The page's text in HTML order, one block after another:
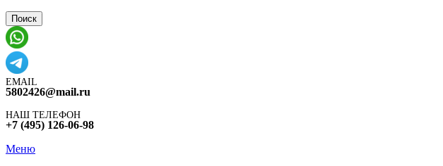
Поиск
EMAIL
5802426@mail.ru
НАШ ТЕЛЕФОН
+7 (495) 126-06-98
Меню